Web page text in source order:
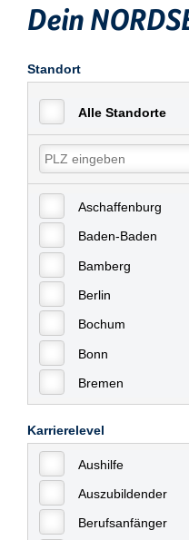
Dein
Standort
Alle Standorte
Aschaffenburg
Baden-Baden
Bamberg
Berlin
Bochum
Bonn
Bremen
Celle
Chemnitz
Dessau
Dresden
Karrierelevel
Aushilfe
Auszubildender
Berufsanfänger